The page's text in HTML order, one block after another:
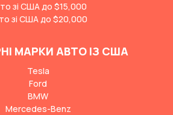
зі США до $15,000
зі США до $20,000
МАРКИ АВТО ІЗ США
Tesla
Ford
BMW
Mercedes-Benz